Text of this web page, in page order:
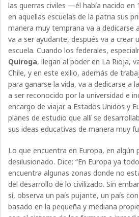
las guerras civiles —él había nacido
en aquellas escuelas de la patria sus
manera muy temprana va a dedicarse
va a ser ayudante, después va a crear
escuela. Cuando los federales,
Quiroga, llegan al poder en La Rioja,
Chile, y en este exilio, además de
para ganarse la vida, va a dedicarse a
a ser reconocido por la universidad e
encargo de viajar a Estados Unidos y
planes de estudio que allí se
sus ideas educativas de manera muy
Lo que encuentra en Europa, en
desilusionado. Dice: “En Europa ya
encuentra algunas zonas donde no
del desarrollo de lo civilizado. Sin
sí, observa un país pujante, un país
basado en la pequeña y mediana